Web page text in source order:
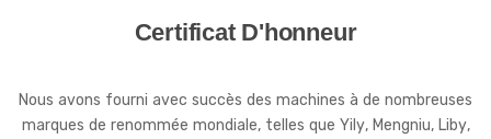
Certificat D'honneur
Nous avons fourni avec succès des machines à de nombreuses
marques de renommée mondiale, telles que Yily, Mengniu, Liby,